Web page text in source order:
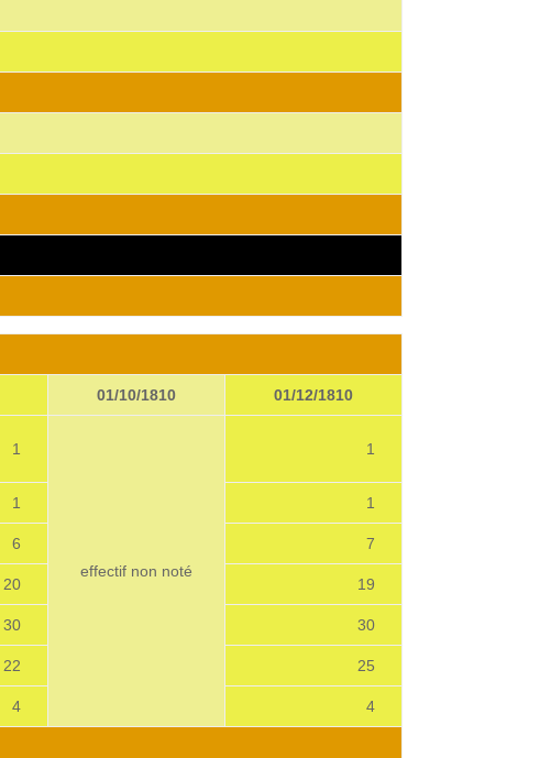
01/10/1810 01/12/1810
1
effectif non noté
1
1 1
6 7
20 19
30 30
22 25
4 4